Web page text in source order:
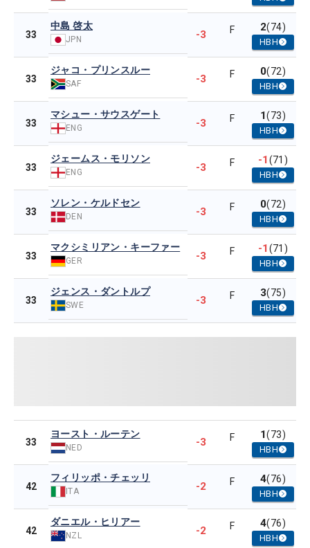
33
中島 啓太
JPN -3 F 2(74)
HBH
33
ジャコ・プリンスルー
SAF -3 F 0(72)
HBH
33
マシュー・サウスゲート
ENG -3 F 1(73)
HBH
33
ジェームス・モリソン
ENG -3 F -1(71)
HBH
33
ソレン・ケルドセン
DEN -3 F 0(72)
HBH
33
マクシミリアン・キーファー
GER -3 F -1(71)
HBH
33
ジェンス・ダントルプ
SWE -3 F 3(75)
HBH
33
ヨースト・ルーテン
NED -3 F 1(73)
HBH
42
フィリッポ・チェッリ
ITA -2 F 4(76)
HBH
42
ダニエル・ヒリアー
NZL -2 F 4(76)
HBH